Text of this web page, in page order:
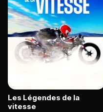
Les Légendes de la
vitesse